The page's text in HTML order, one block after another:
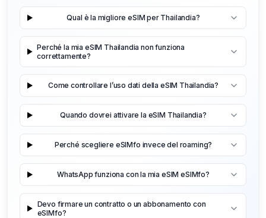
Qual è la migliore eSIM per Thailandia?
Perché la mia eSIM Thailandia non funziona
correttamente?
Come controllare l’uso dati della eSIM Thailandia?
Quando dovrei attivare la eSIM Thailandia?
Perché scegliere eSIMfo invece del roaming?
WhatsApp funziona con la mia eSIM eSIMfo?
Devo firmare un contratto o un abbonamento con
eSIMfo?